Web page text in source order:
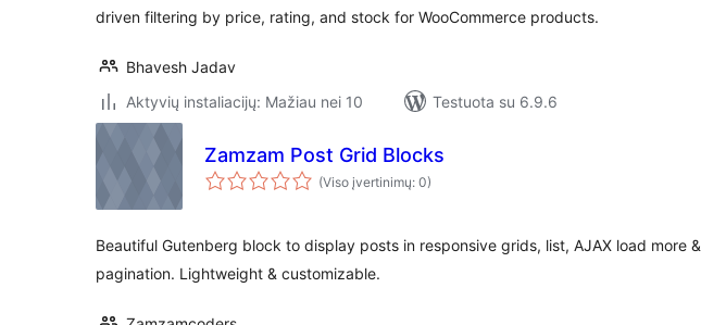
driven filtering by price, rating, and stock for WooCommerce products.
Bhavesh Jadav
Aktyvių instaliacijų: Mažiau nei 10
Testuota su 6.9.6
Zamzam Post Grid Blocks
(Viso įvertinimų: 0)
Beautiful Gutenberg block to display posts in responsive grids, list, AJAX load more &
pagination. Lightweight & customizable.